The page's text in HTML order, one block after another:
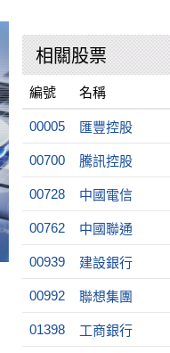
相關股票
編號 名稱
00005 匯豐控股
00700 騰訊控股
00728 中國電信
00762 中國聯通
00939 建設銀行
00992 聯想集團
01398 工商銀行